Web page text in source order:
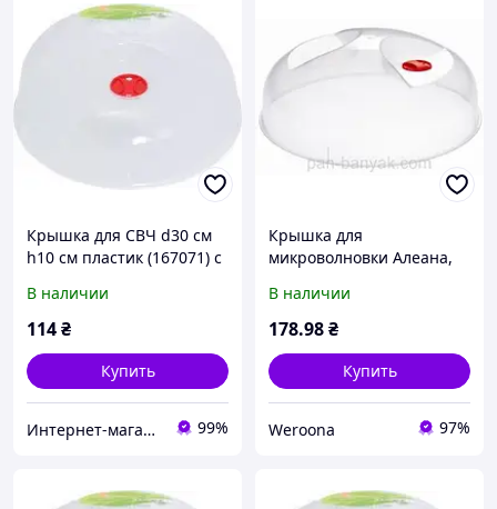
Крышка для СВЧ d30 см
h10 см пластик (167071) с
Украине
В наличии
114₴
Купить
Интернет-магазин "TUDO" 99%
Крышка для
микроволновки Алеана,
см, высота 10 см
(167072/301491) "Wr"
В наличии
178.98₴
Купить
Weroona 97%